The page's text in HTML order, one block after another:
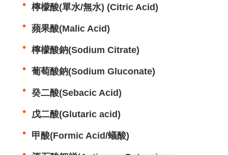
檸檬酸(單水/無水) (Citric Acid)
蘋果酸(Malic Acid)
檸檬酸鈉(Sodium Citrate)
葡萄酸鈉(Sodium Gluconate)
癸二酸(Sebacic Acid)
戊二酸(Glutaric acid)
甲酸(Formic Acid/蟻酸)